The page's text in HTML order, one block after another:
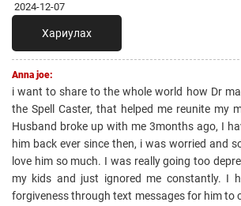
2024-12-07
Хариулах
Anna joe:
i want to share to the whole world how Dr
the Spell Caster, that helped me reunite my
Husband broke up with me 3months ago, I
him back ever since then, i was worried and
love him so much. I was really going too
my kids and just ignored me constantly. I
forgiveness through text messages for him to